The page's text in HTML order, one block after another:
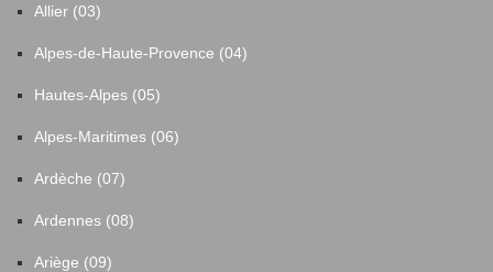
Allier (03)
Alpes-de-Haute-Provence (04)
Hautes-Alpes (05)
Alpes-Maritimes (06)
Ardèche (07)
Ardennes (08)
Ariège (09)